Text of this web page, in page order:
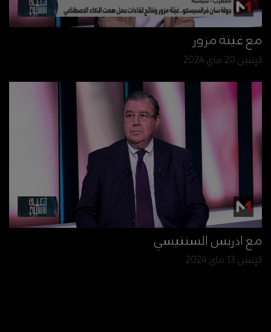
مع غيثة مزور
الإثنين 20 ماي 2024
مع ادريس السنتيسي
الإثنين 13 ماي 2024